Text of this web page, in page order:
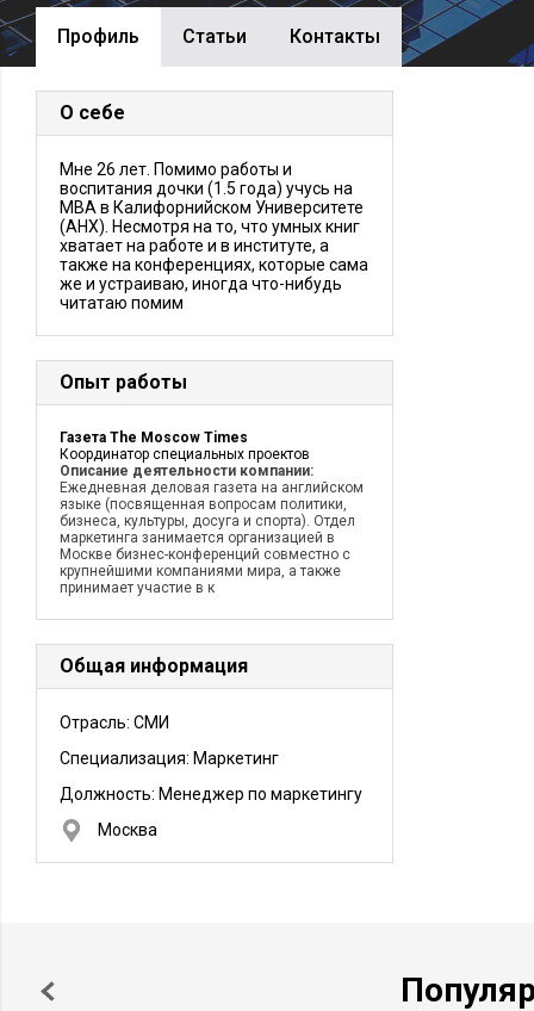
Профиль Cтатьи Контакты
О себе
Мне 26 лет. Помимо работы и
воспитания дочки (1.5 года) учусь на
MBA в Калифорнийском Университете
(AНХ). Несмотря на то, что умных книг
хватает на работе и в институте, а
также на конференциях, которые сама
же и устраиваю, иногда что-нибудь
читатаю помим
Опыт работы
Газета The Moscow Times
Координатор специальных проектов
Описание деятельности компании:
Ежедневная деловая газета на английском
языке (посвященная вопросам политики,
бизнеса, культуры, досуга и спорта). Отдел
маркетинга занимается организацией в
Москве бизнес-конференций совместно с
крупнейшими компаниями мира, а также
принимает участие в к
Общая информация
Отрасль: СМИ
Специализация: Маркетинг
Должность: Менеджер по маркетингу
Москва